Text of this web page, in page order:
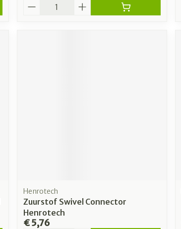
Henrotech
Zuurstof Swivel Connector
Henrotech
€ 5,76